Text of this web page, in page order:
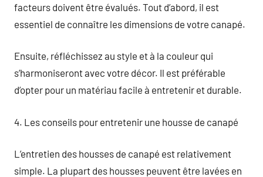
facteurs doivent être évalués. Tout d’abord, il est
essentiel de connaître les dimensions de votre canapé.
Ensuite, réfléchissez au style et à la couleur qui
s’harmoniseront avec votre décor. Il est préférable
d’opter pour un matériau facile à entretenir et durable.
4. Les conseils pour entretenir une housse de canapé
L’entretien des housses de canapé est relativement
simple. La plupart des housses peuvent être lavées en